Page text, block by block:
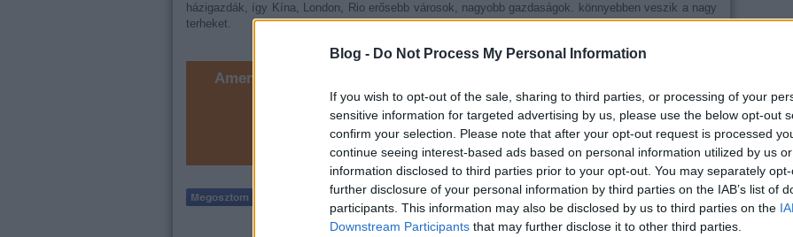
Blog - Do Not Process My Personal Information
If you wish to opt-out of the sale, sharing to third parties, or processing of your
sensitive information for targeted advertising by us, please use the below opt-out
confirm your selection. Please note that after your opt-out request is processed
continue seeing interest-based ads based on personal information utilized by us
information disclosed to third parties prior to your opt-out. You may separately
further disclosure of your personal information by third parties on the IAB’s list of
participants. This information may also be disclosed by us to third parties on the
Downstream Participants that may further disclose it to other third parties.
házigazdák, így Kína, London, Rio erősebb városok, nagyobb gazdaságok. könnyebben veszik a nagy
terheket.
Amennyiben tetszett a bejegyzésünk, kövess minket a Facebookon!
Tetszik 0